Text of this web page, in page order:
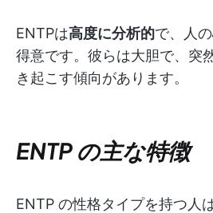
ENTPは高度に分析的で、人
得意です。彼らは大胆で、突
き起こす傾向があります。
ENTP の主な特徴
ENTP の性格タイプを持つ人